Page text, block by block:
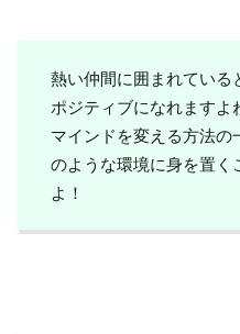
熱い仲間に囲まれている
ポジティブになれますよ
マインドを変える方法の
のような環境に身を置く
よ！